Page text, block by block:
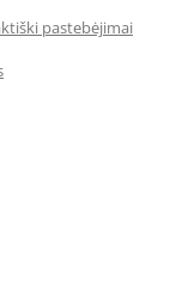
pastebėjimai